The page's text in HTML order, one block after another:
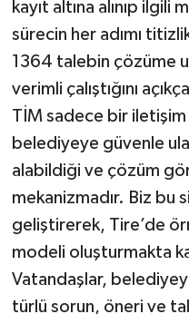
kayıt altına alınıp
sürecin her adımı
1364 talebin çözüme
verimli çalıştığını
TİM sadece bir iletişim
belediyeye güvenle
alabildiği ve çözüm
mekanizmadır. Biz bu
geliştirerek, Tire’de
modeli oluşturmakta
Vatandaşlar,
türlü sorun, öneri ve